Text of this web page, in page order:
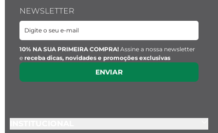
NEWSLETTER
10% NA SUA PRIMEIRA COMPRA! Assine a nossa newsletter
e receba dicas, novidades e promoções exclusivas
ENVIAR